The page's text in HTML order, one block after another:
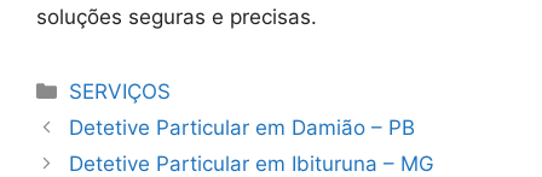
soluções seguras e precisas.
Categorias
SERVIÇOS
Detetive Particular em Damião – PB
Detetive Particular em Ibituruna – MG